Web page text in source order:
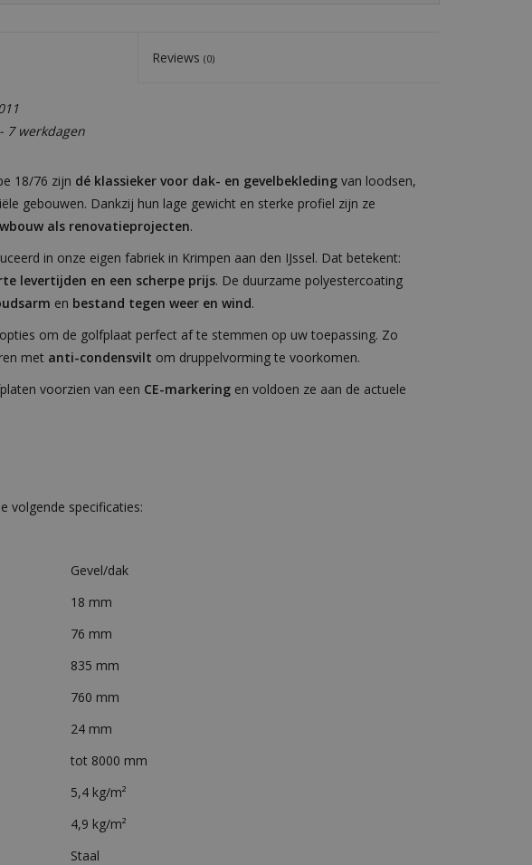
Reviews(0)
7 werkdagen
18/76 zijn dé klassieker voor dak- en gevelbekledingvan loodsen,
gebouwen. Dankzij hun lage gewicht en sterke profiel zijn ze
als renovatieprojecten.
in onze eigen fabriek in Krimpen aan den IJssel. Dat betekent:
levertijden en een scherpe prijs. De duurzame polyestercoating
en bestand tegen weer en wind.
om de golfplaat perfect af te stemmen op uw toepassing. Zo
met anti-condensvilt om druppelvorming te voorkomen.
voorzien van een CE-markeringen voldoen ze aan de actuele
volgende specificaties:
Gevel/dak
18 mm
76 mm
835 mm
760 mm
24 mm
tot 8000 mm
5,4 kg/m²
4,9 kg/m²
Staal